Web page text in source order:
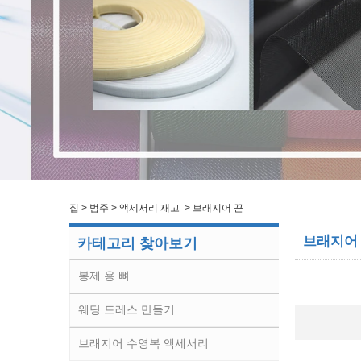
집 > 범주 > 액세서리 재고 > 브래지어 끈
카테고리 찾아보기
봉제 용 뼈
웨딩 드레스 만들기
브래지어 수영복 액세서리
브래지어